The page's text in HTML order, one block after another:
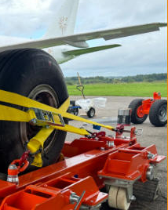
includonoDolly di
pannelli di terra
immediata
DI PIÙ